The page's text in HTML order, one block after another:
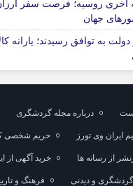
آخری روسیه؛ فرصت سفر
جهان
به توافق رسیدند؛ یارانه
درباره مجله گردشگری
ایران وی تورز حریم شخصی
از رسانه ها خرید آگهی از
گردشگری و دیدنی فرهنگ و